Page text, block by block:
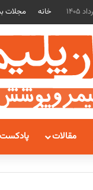
خانه مجلات
مقالات پادکست